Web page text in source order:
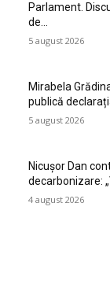
Parlament.
de…
5 august 2026
Mirabela
publică
5 august 2026
Nicușor Dan
decarbonizare:
4 august 2026